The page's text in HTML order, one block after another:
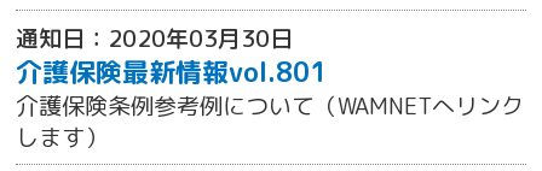
通知日：2020年03月30日
介護保険最新情報vol.801
介護保険条例参考例について（WAMNETへリンク
します）